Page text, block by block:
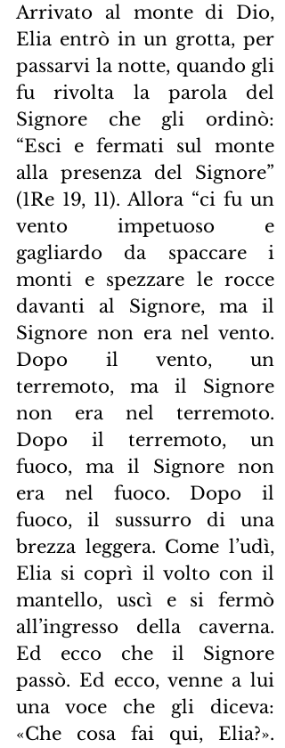
Arrivato al monte di Dio,
Elia entrò in un grotta, per
passarvi la notte, quando gli
fu rivolta la parola del
Signore che gli ordinò:
“Esci e fermati sul monte
alla presenza del Signore”
(1Re 19, 11). Allora “ci fu un
vento impetuoso e
gagliardo da spaccare i
monti e spezzare le rocce
davanti al Signore, ma il
Signore non era nel vento.
Dopo il vento, un
terremoto, ma il Signore
non era nel terremoto.
Dopo il terremoto, un
fuoco, ma il Signore non
era nel fuoco. Dopo il
fuoco, il sussurro di una
brezza leggera. Come l’udì,
Elia si coprì il volto con il
mantello, uscì e si fermò
all’ingresso della caverna.
Ed ecco che il Signore
passò. Ed ecco, venne a lui
una voce che gli diceva:
«Che cosa fai qui, Elia?».